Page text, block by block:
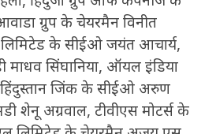
ग्रुप के चेयरमैन विनीत
लिमिटेड के सीईओ जयंत आचार्य,
माधव सिंघानिया, ऑयल इंडिया
जिंक के सीईओ अरुण
शेनू अग्रवाल, टीवीएस मोटर्स के